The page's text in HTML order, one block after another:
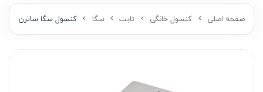
صفحه اصلی کنسول خانگی ثابت سگا کنسول سگا ساترن